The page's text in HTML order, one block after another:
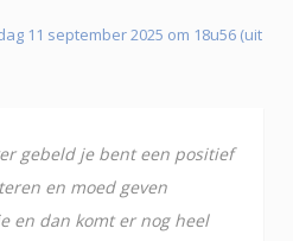
11 september 2025 om 18u56 (uit
gebeld je bent een positief
en moed geven
en dan komt er nog heel